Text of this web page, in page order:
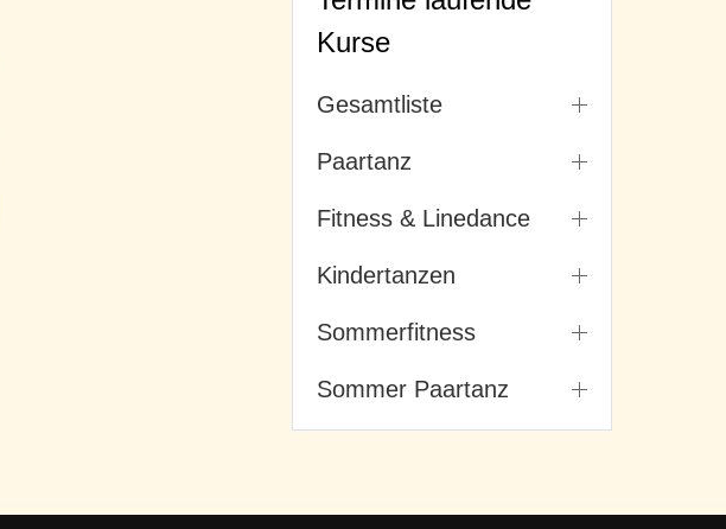
Kurse
Gesamtliste
Paartanz
Fitness & Linedance
Kindertanzen
Sommerfitness
Sommer Paartanz